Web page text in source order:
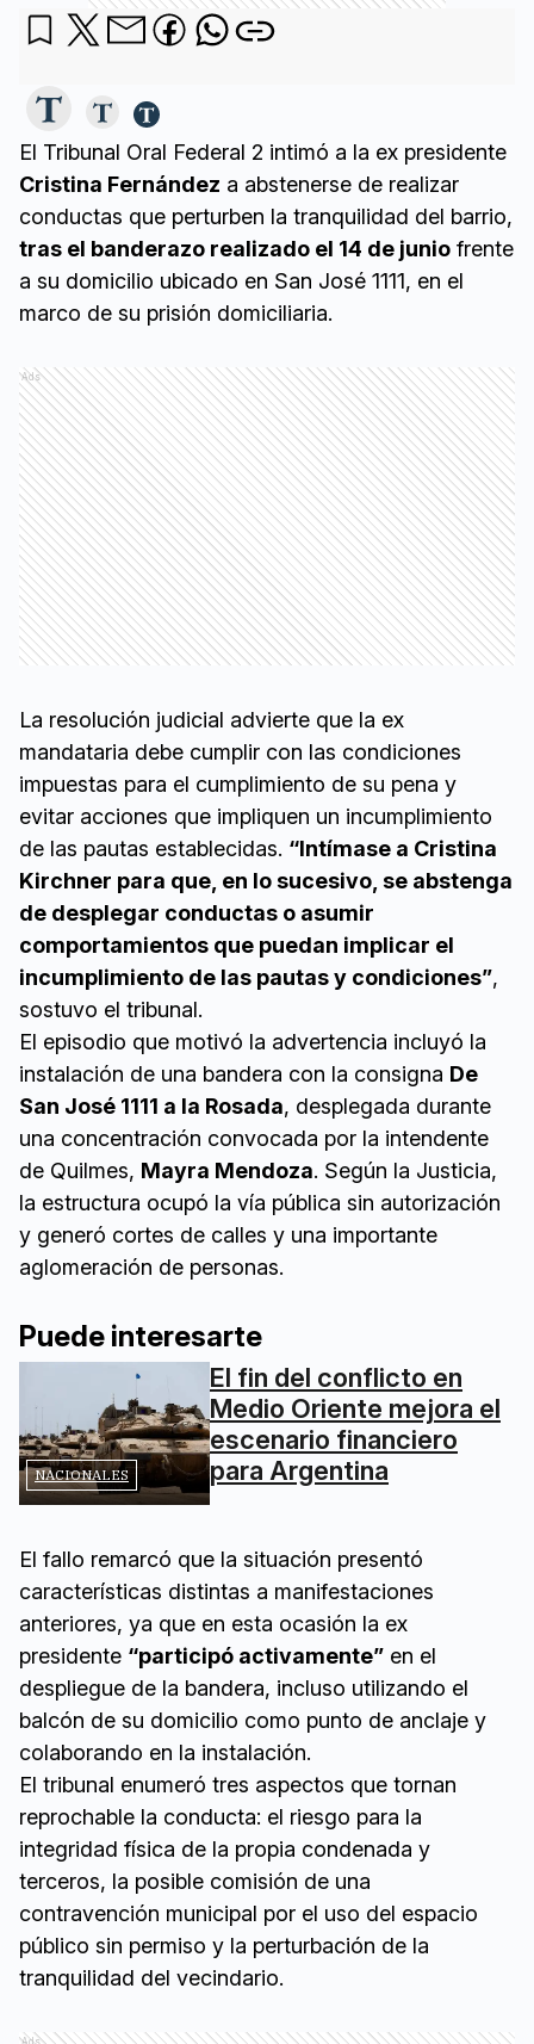
El Tribunal Oral Federal 2 intimó a la ex presidente
Cristina Fernández a abstenerse de realizar
conductas que perturben la tranquilidad del barrio,
tras el banderazo realizado el 14 de junio frente
a su domicilio ubicado en San José 1111, en el
marco de su prisión domiciliaria.
Ads
La resolución judicial advierte que la ex
mandataria debe cumplir con las condiciones
impuestas para el cumplimiento de su pena y
evitar acciones que impliquen un incumplimiento
de las pautas establecidas. “Intímase a Cristina
Kirchner para que, en lo sucesivo, se abstenga
de desplegar conductas o asumir
comportamientos que puedan implicar el
incumplimiento de las pautas y condiciones”,
sostuvo el tribunal.
El episodio que motivó la advertencia incluyó la
instalación de una bandera con la consigna De
San José 1111 a la Rosada, desplegada durante
una concentración convocada por la intendente
de Quilmes, Mayra Mendoza. Según la Justicia,
la estructura ocupó la vía pública sin autorización
y generó cortes de calles y una importante
aglomeración de personas.
Puede interesarte
NACIONALES
El fin del conflicto en
Medio Oriente mejora el
escenario financiero
para Argentina
El fallo remarcó que la situación presentó
características distintas a manifestaciones
anteriores, ya que en esta ocasión la ex
presidente “participó activamente” en el
despliegue de la bandera, incluso utilizando el
balcón de su domicilio como punto de anclaje y
colaborando en la instalación.
El tribunal enumeró tres aspectos que tornan
reprochable la conducta: el riesgo para la
integridad física de la propia condenada y
terceros, la posible comisión de una
contravención municipal por el uso del espacio
público sin permiso y la perturbación de la
tranquilidad del vecindario.